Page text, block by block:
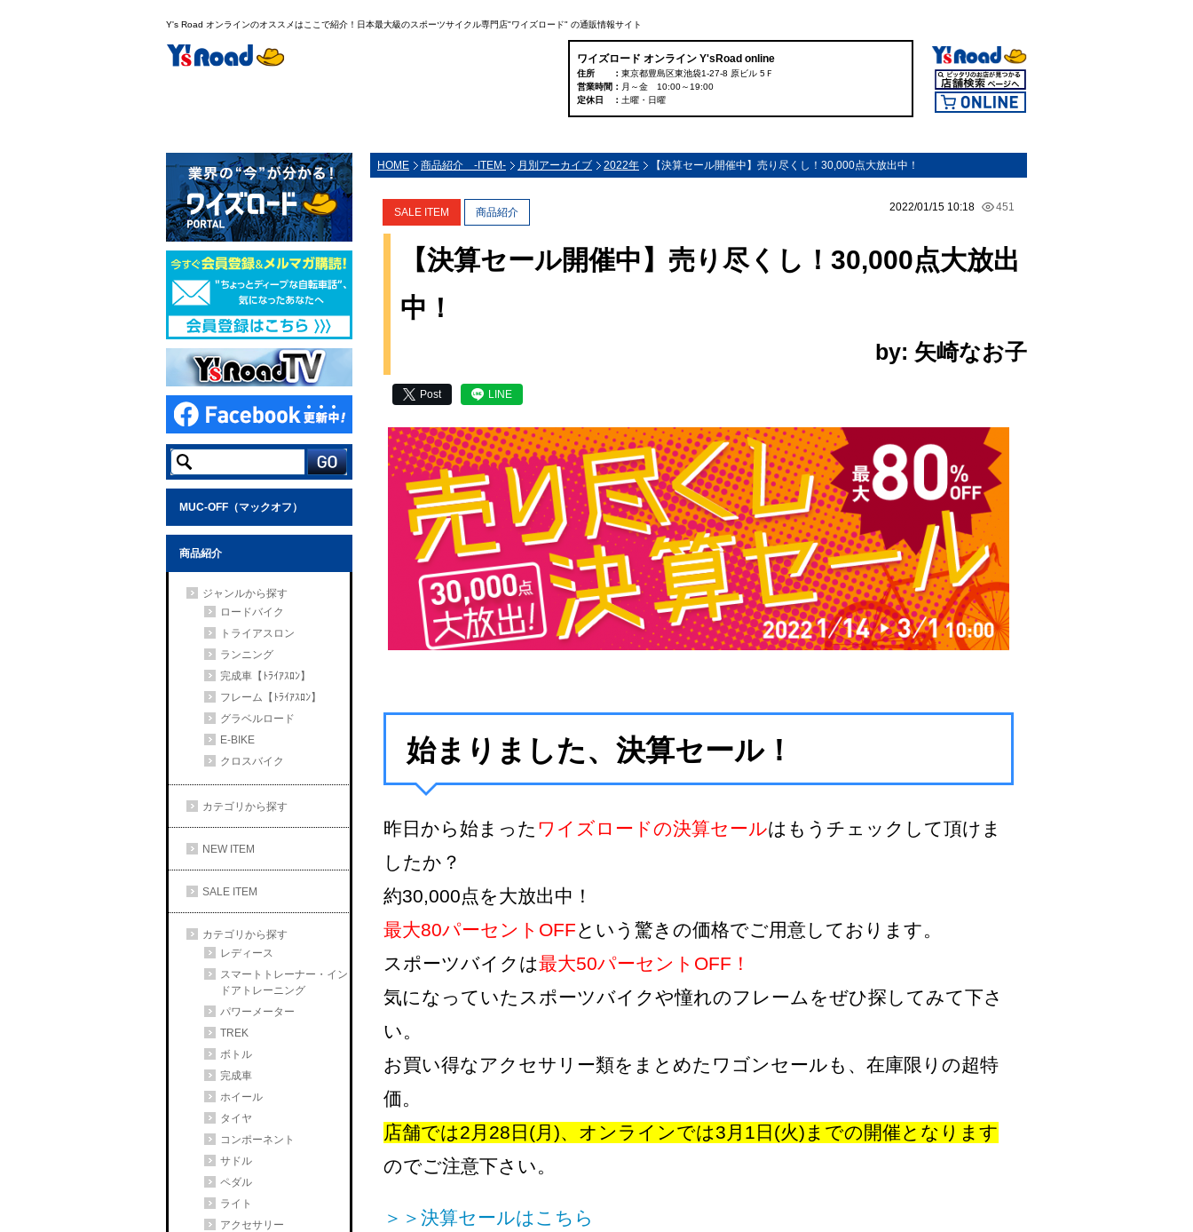
Y's Road オンラインのオススメはここで紹介！日本最大級のスポーツサイクル専門店"ワイズロード" の通販情報サイト
ワイズロード オンライン Y'sRoad online
住所
東京都豊島区東池袋1-27-8 原ビル 5Ｆ
営業時間
月～金 10:00～19:00
定休日
土曜・日曜
MUC-OFF（マックオフ）
商品紹介
ジャンルから探す
ロードバイク
トライアスロン
ランニング
完成車【ﾄﾗｲｱｽﾛﾝ】
フレーム【ﾄﾗｲｱｽﾛﾝ】
グラベルロード
E-BIKE
クロスバイク
カテゴリから探す
NEW ITEM
SALE ITEM
カテゴリから探す
レディース
スマートトレーナー・イン
ドアトレーニング
パワーメーター
TREK
ボトル
完成車
ホイール
タイヤ
コンポーネント
サドル
ペダル
ライト
アクセサリー
HOME 商品紹介 -ITEM- 月別アーカイブ 2022年 【決算セール開催中】売り尽くし！30,000点大放出中！
2022/01/15 10:18 451
SALE ITEM 商品紹介
【決算セール開催中】売り尽くし！30,000点大放出
中！
by: 矢崎なお子
Post LINE
始まりました、決算セール！
昨日から始まった ワイズロードの決算セールはもうチェックして頂けま
したか？
約30,000点を大放出中！
最大80パーセントOFFという驚きの価格でご用意しております。
スポーツバイクは最大50パーセントOFF！
気になっていたスポーツバイクや憧れのフレームをぜひ探してみて下さ
い。
お買い得なアクセサリー類をまとめたワゴンセールも、在庫限りの超特
価。
店舗では2月28日(月)、オンラインでは3月1日(火)までの開催となります
のでご注意下さい。
＞＞決算セールはこちら